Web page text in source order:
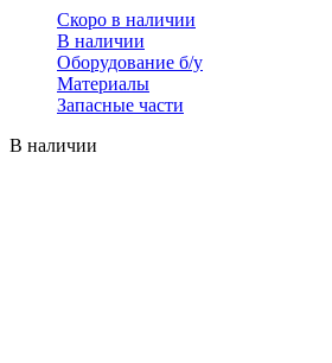
Скоро в наличии
В наличии
Оборудование б/у
Материалы
Запасные части
В наличии